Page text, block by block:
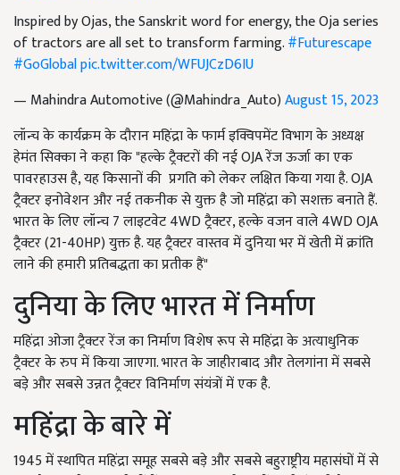
Inspired by Ojas, the Sanskrit word for energy, the Oja series
of tractors are all set to transform farming.#Futurescape
#GoGlobalpic.twitter.com/WFUJCzD6IU
— Mahindra Automotive (@Mahindra_Auto)August 15, 2023
लॉन्च के कार्यक्रम के दौरान महिंद्रा के फार्म इक्विपमेंट विभाग के अध्यक्ष
हेमंत सिक्का ने कहा कि "हल्के ट्रैक्टरों की नई OJA रेंज ऊर्जा का एक
पावरहाउस है, यह किसानों की प्रगति को लेकर लक्षित किया गया है. OJA
ट्रैक्टर इनोवेशन और नई तकनीक से युक्त है जो महिंद्रा को सशक्त बनाते हैं.
भारत के लिए लॉन्च 7 लाइटवेट 4WD ट्रैक्टर, हल्के वजन वाले 4WD OJA
ट्रैक्टर (21-40HP) युक्त है. यह ट्रैक्टर वास्तव में दुनिया भर में खेती में क्रांति
लाने की हमारी प्रतिबद्धता का प्रतीक हैं"
दुनिया के लिए भारत में निर्माण
महिंद्रा ओजा ट्रैक्टर रेंज का निर्माण विशेष रूप से महिंद्रा के अत्याधुनिक
ट्रैक्टर के रुप में किया जाएगा. भारत के जाहीराबाद और तेलगांना में सबसे
बड़े और सबसे उन्नत ट्रैक्टर विनिर्माण संयंत्रों में एक है.
महिंद्रा के बारे में
1945 में स्थापित महिंद्रा समूह सबसे बड़े और सबसे बहुराष्ट्रीय महासंघों में से